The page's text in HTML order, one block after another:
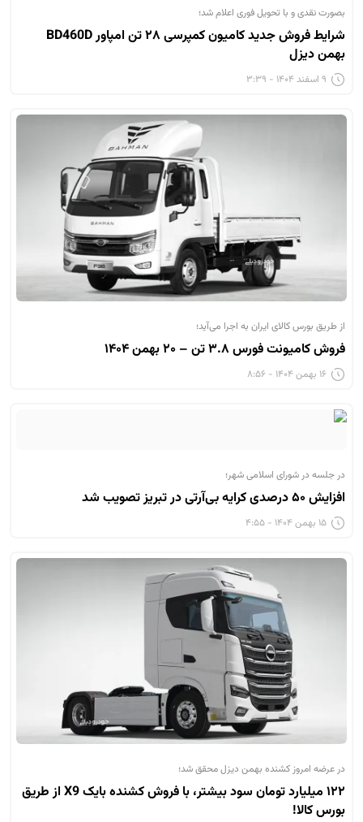
بصورت نقدی و با تحویل فوری اعلام شد؛
شرایط فروش جدید کامیون کمپرسی ۲۸ تن امپاور BD460D
بهمن دیزل
۹ اسفند ۱۴۰۴ - ۳:۳۹
از طریق بورس کالای ایران به اجرا می‌آید؛
فروش کامیونت فورس ۳.۸ تن – ۲۰ بهمن ۱۴۰۴
۱۶ بهمن ۱۴۰۴ - ۸:۵۶
در جلسه در شورای اسلامی شهر؛
افزایش ۵۰ درصدی کرایه بی‌آرتی در تبریز تصویب شد
۱۵ بهمن ۱۴۰۴ - ۴:۵۵
در عرضه امروز کشنده بهمن دیزل محقق شد؛
۱۲۲ میلیارد تومان سود بیشتر، با فروش کشنده بایک X9 از طریق
بورس کالا!